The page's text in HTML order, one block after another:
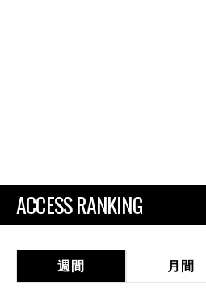
ACCESS RANKING
週間 月間